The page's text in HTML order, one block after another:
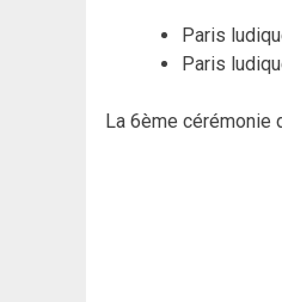
Paris
Paris
La 6ème cérémonie